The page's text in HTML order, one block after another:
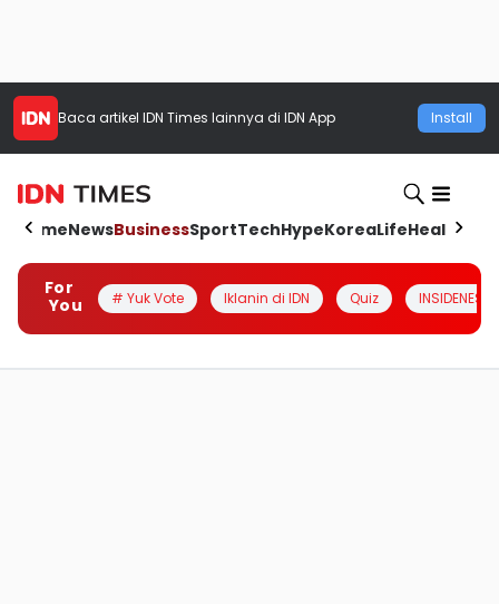
Baca artikel IDN Times lainnya di IDN App Install
HomeNewsBusinessSportTechHypeKoreaLifeHealth
For
You
# Yuk Vote Iklanin di IDN Quiz INSIDENESIA